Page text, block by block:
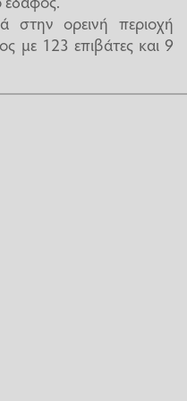
στην ορεινή περιοχή
με 123 επιβάτες και 9